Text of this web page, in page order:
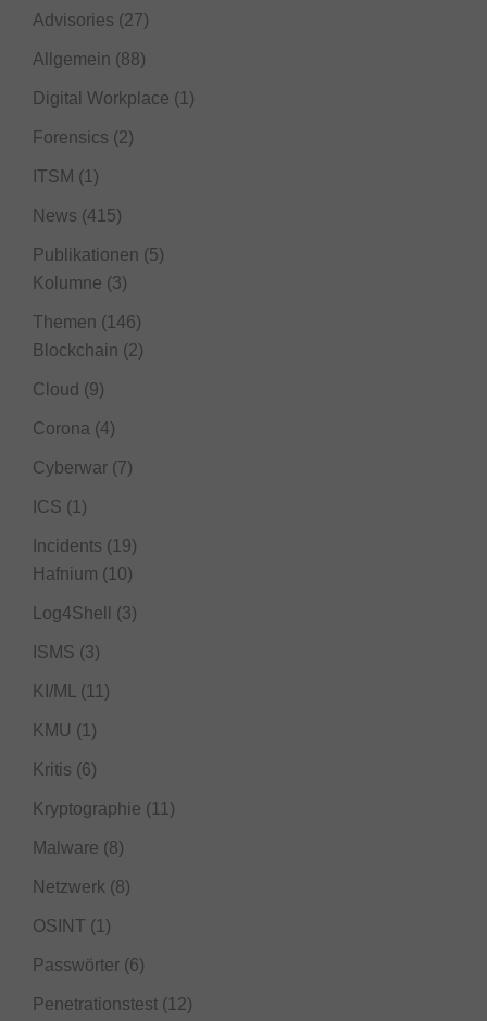
Advisories (27)
Allgemein (88)
Digital Workplace (1)
Forensics (2)
ITSM (1)
News (415)
Publikationen (5)
Kolumne (3)
Themen (146)
Blockchain (2)
Cloud (9)
Corona (4)
Cyberwar (7)
ICS (1)
Incidents (19)
Hafnium (10)
Log4Shell (3)
ISMS (3)
KI/ML (11)
KMU (1)
Kritis (6)
Kryptographie (11)
Malware (8)
Netzwerk (8)
OSINT (1)
Passwörter (6)
Penetrationstest (12)